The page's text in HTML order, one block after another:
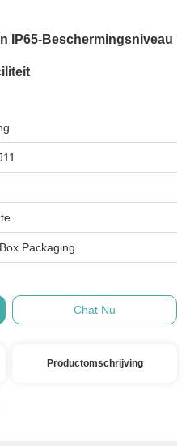
IP65-Beschermingsniveau
Packaging
Chat Nu
Productomschrijving